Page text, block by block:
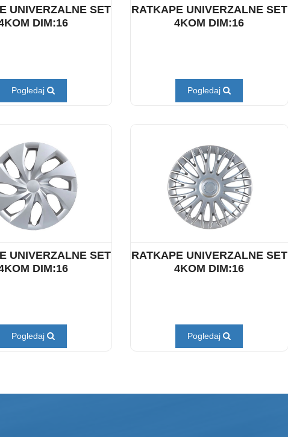
UNIVERZALNE SET
DIM:16
Pogledaj
RATKAPE UNIVERZALNE SET
4KOM DIM:16
Pogledaj
UNIVERZALNE SET
DIM:16
Pogledaj
RATKAPE UNIVERZALNE SET
4KOM DIM:16
Pogledaj